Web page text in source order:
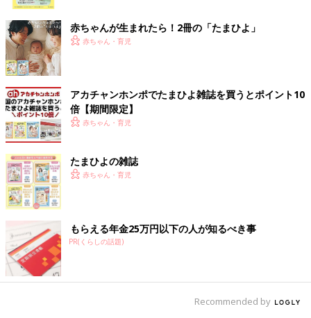
赤ちゃんが生まれたら！2冊の「たまひよ」
赤ちゃん・育児
アカチャンホンポでたまひよ雑誌を買うとポイント10
倍【期間限定】
赤ちゃん・育児
たまひよの雑誌
赤ちゃん・育児
もらえる年金25万円以下の人が知るべき事
PR(くらしの話題)
Recommended by